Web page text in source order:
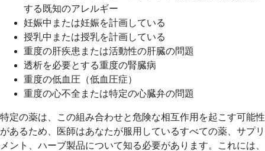
する既知のアレルギー
妊娠中または妊娠を計画している
授乳中または授乳を計画している
重度の肝疾患または活動性の肝臓の問題
透析を必要とする重度の腎臓病
重度の低血圧（低血圧症）
重度の心不全または特定の心臓弁の問題
特定の薬は、この組み合わせと危険な相互作用を起こす可能性
があるため、医師はあなたが服用しているすべての薬、サプリ
メント、ハーブ製品について知る必要があります。これには、